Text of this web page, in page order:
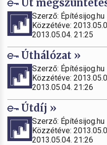
Út
Szerző: Építésijog.hu
Közzétéve:
2013.05.04. 21:25
Úthálózat »
Szerző: Építésijog.hu
Közzétéve:
2013.05.04. 21:26
Útdíj »
Szerző: Építésijog.hu
Közzétéve:
2013.05.04. 21:26